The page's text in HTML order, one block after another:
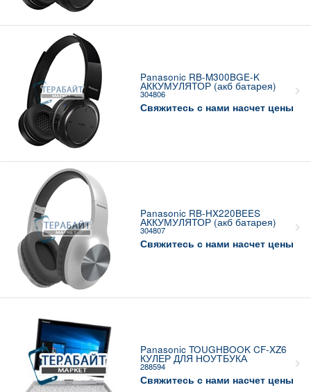
Panasonic RB-M300BGE-K
АККУМУЛЯТОР (акб батарея)
304806
Свяжитесь с нами насчет цены
Panasonic RB-HX220BEES
АККУМУЛЯТОР (акб батарея)
304807
Свяжитесь с нами насчет цены
Panasonic TOUGHBOOK CF-XZ6
КУЛЕР ДЛЯ НОУТБУКА
288594
Свяжитесь с нами насчет цены